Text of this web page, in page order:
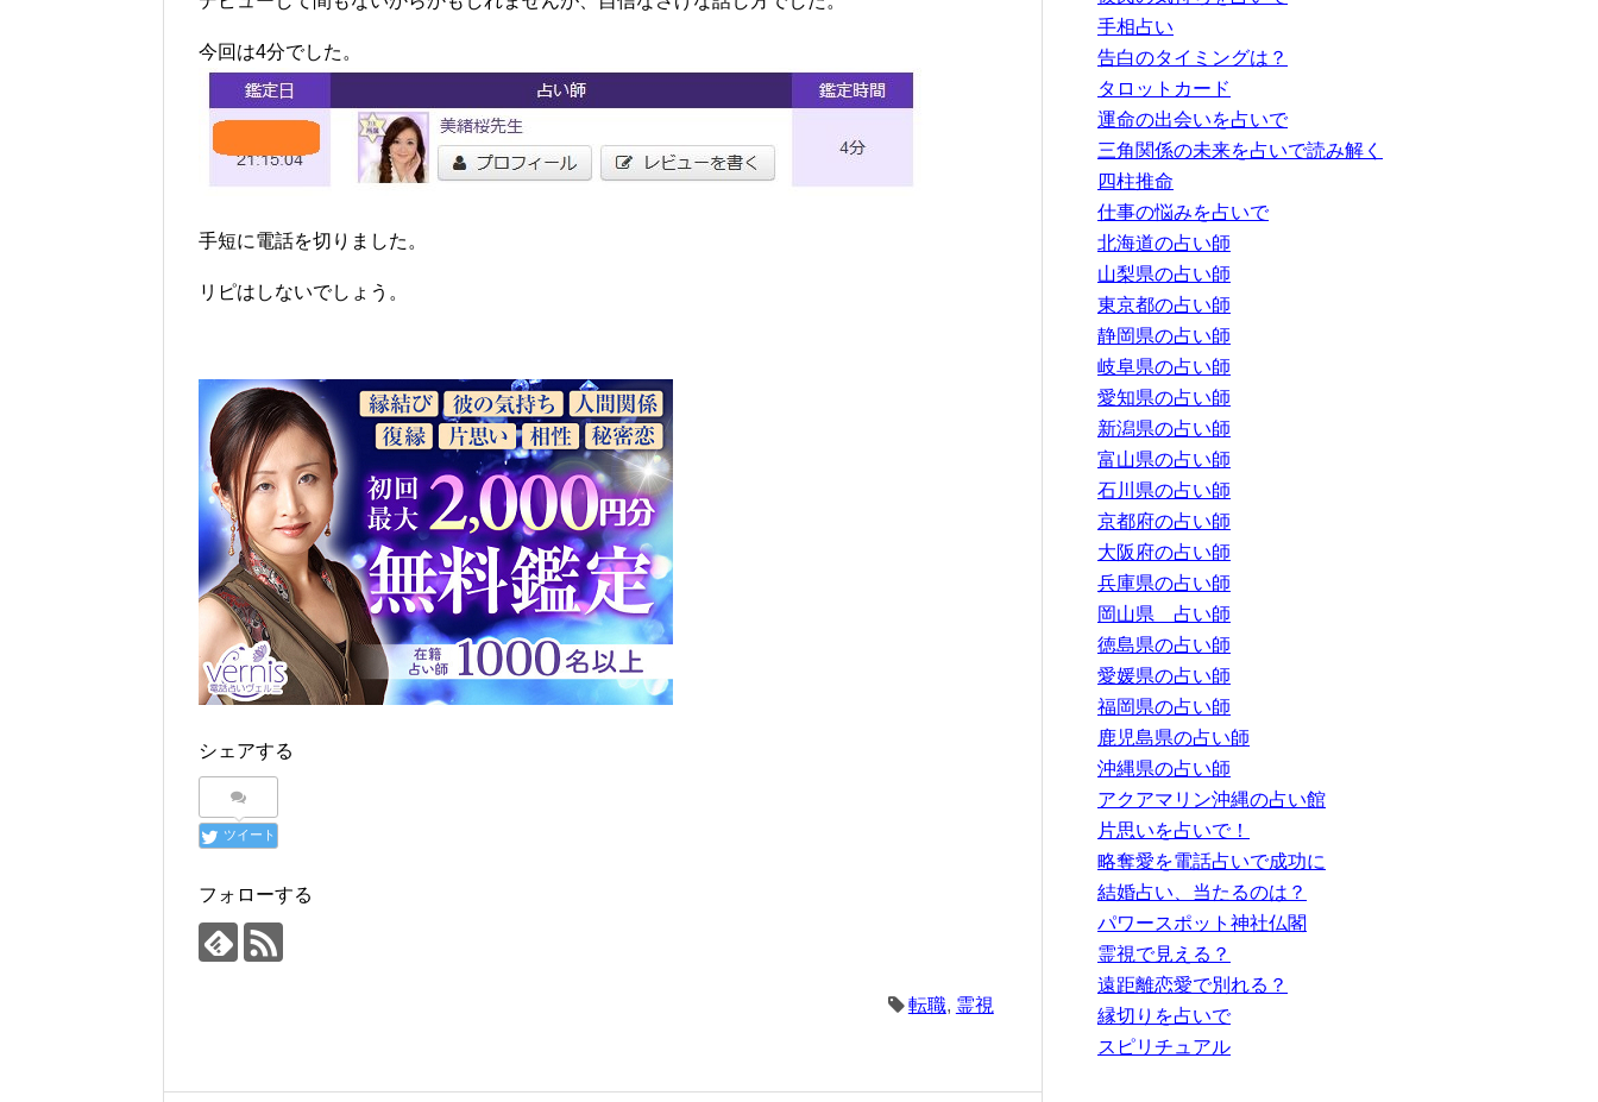
今回は4分でした。
手短に電話を切りました。
リピはしないでしょう。
シェアする
ツイート
フォローする
転職, 霊視
手相占い
告白のタイミングは？
タロットカード
運命の出会いを占いで
三角関係の未来を占いで読み解く
四柱推命
仕事の悩みを占いで
北海道の占い師
山梨県の占い師
東京都の占い師
静岡県の占い師
岐阜県の占い師
愛知県の占い師
新潟県の占い師
富山県の占い師
石川県の占い師
京都府の占い師
大阪府の占い師
兵庫県の占い師
岡山県 占い師
徳島県の占い師
愛媛県の占い師
福岡県の占い師
鹿児島県の占い師
沖縄県の占い師
アクアマリン沖縄の占い館
片思いを占いで！
略奪愛を電話占いで成功に
結婚占い、当たるのは？
パワースポット神社仏閣
霊視で見える？
遠距離恋愛で別れる？
縁切りを占いで
スピリチュアル